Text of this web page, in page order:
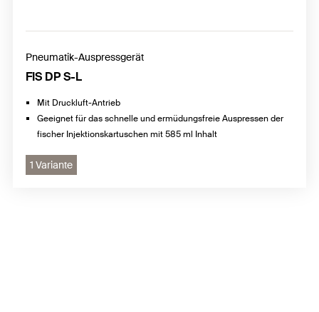
Pneumatik-Auspressgerät
FIS DP S-L
Mit Druckluft-Antrieb
Geeignet für das schnelle und ermüdungsfreie Auspressen der
fischer Injektionskartuschen mit 585 ml Inhalt
1 Variante